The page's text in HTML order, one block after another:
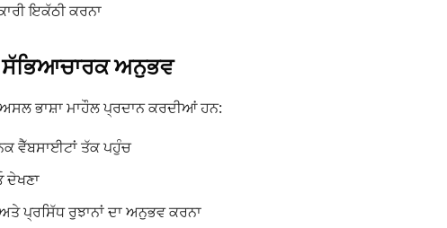
ਇਕੱਠੀ ਕਰਨਾ
ਸੱਭਿਆਚਾਰਕ ਅਨੁਭਵ
ਭਾਸ਼ਾ ਮਾਹੌਲ ਪ੍ਰਦਾਨ ਕਰਦੀਆਂ ਹਨ:
ਵੈੱਬਸਾਈਟਾਂ ਤੱਕ ਪਹੁੰਚ
ਦੇਖਣਾ
ਪ੍ਰਸਿੱਧ ਰੁਝਾਨਾਂ ਦਾ ਅਨੁਭਵ ਕਰਨਾ